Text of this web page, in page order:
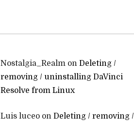
Nostalgia_Realm on Deleting /
removing / uninstalling DaVinci
Resolve from Linux
Luis luceo on Deleting / removing /